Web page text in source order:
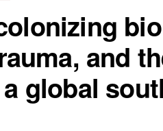
and
global